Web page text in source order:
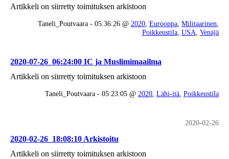
Artikkeli on siirretty toimituksen arkistoon
Taneli_Poutvaara - 05:36:26 @ 2020, Eurooppa, Militaarinen,
Poikkeustila, USA, Venäjä
2020-07-26_06:24:00 IC ja Muslimimaailma
Artikkeli on siirretty toimituksen arkistoon
Taneli_Poutvaara - 05:23:05 @ 2020, Lähi-itä, Poikkeustila
2020-02-26
2020-02-26_18:08:10 Arkistoitu
Artikkeli on siirretty toimituksen arkistoon